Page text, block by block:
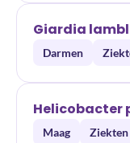
Giardia
Darmen
Helicobacter
Maag Ziekten